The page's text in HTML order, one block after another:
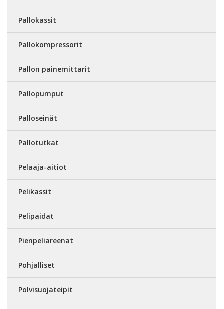
Pallokassit
Pallokompressorit
Pallon painemittarit
Pallopumput
Palloseinät
Pallotutkat
Pelaaja-aitiot
Pelikassit
Pelipaidat
Pienpeliareenat
Pohjalliset
Polvisuojateipit